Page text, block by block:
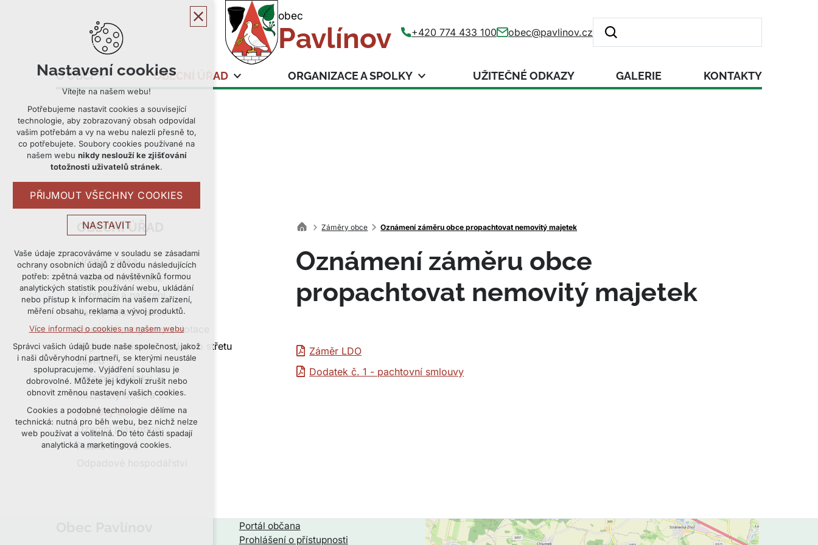
obec
Pavlínov +420 774 433 100 obec@pavlinov.cz
O OBCI OBECNÍ ÚŘAD ORGANIZACE A SPOLKY UŽITEČNÉ ODKAZY GALERIE KONTAKTY
Záměry obce Oznámení záměru obce propachtovat nemovitý majetek
Oznámení záměru obce
propachtovat nemovitý majetek
Záměr LDO
Dodatek č. 1 - pachtovní smlouvy
OBECNÍ ÚŘAD
Úřední deska
Povinné informace
Vyhlášky a nařízení
Zastupitelstvo obce
Operační programy a dotace
Registr oznámení - zákon o střetu
zájmů
Veřejné zakázky
Rozpočty obce a ZŠ
Záměry obce
Územní plán obce
Platba kartou
Portál občana
Prohlášení o přístupnosti
Nastavení cookies
Vítejte na našem webu!
Potřebujeme nastavit cookies a související
technologie, aby zobrazovaný obsah odpovídal
vašim potřebám a vy na webu nalezli přesně to,
co potřebujete. Soubory cookies používané na
našem webu nikdy neslouží ke zjišťování
totožnosti uživatelů stránek.
PŘIJMOUT VŠECHNY COOKIES
NASTAVIT
Technická cookies
nutná pro provozování webu
udržení kontextu stránek (session):
případná přihlášení, volby jazyka, apod.
Volitelná cookies
analytická pro anonymizované vyhodnocení
návštěvnosti
marketingová cookies (Google, Seznam,
Facebook)
Více informací o cookies na našem webu
PŘIJMOUT VŠECHNY COOKIES
ODMÍTNOUT VOLITELNÁ
Vaše údaje zpracováváme v souladu se zásadami
ochrany osobních údajů z důvodu následujících
potřeb: zpětná vazba od návštěvníků formou
analytických statistik používání webu, ukládání
nebo přístup k informacím na vašem zařízení,
měření obsahu, reklama a vývoj produktů.
Více informací o cookies na našem webu
Správci vašich údajů bude naše společnost, jakož
i naši důvěryhodní partneři, se kterými neustále
spolupracujeme. Vyjádření souhlasu je
dobrovolné. Můžete jej kdykoli zrušit nebo
obnovit změnou nastavení vašich cookies.
Cookies a podobné technologie dělíme na
technická: nutná pro běh webu, bez nichž nelze
web používat a volitelná. Do této části spadají
analytická a marketingová cookies.